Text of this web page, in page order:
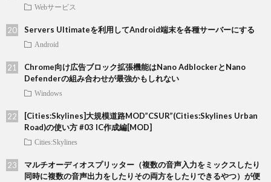
Webサービス
Servers Ultimateを利用してAndroid端末を各種サーバーにする
Android
Chrome向け広告ブロック拡張機能はNano AdblockerとNano
Defenderの組み合わせが最強かもしれない
Windows
[Cities:Skylines]大規模道路MOD”CSUR”(Cities:Skylines Urban
Road)の使い方 #03 IC作成編[MOD]
Cities:Skylines
マルチオーディオスプリッター（複数の音声入力をミックスしたり
同時に複数の音声出力をしたりその両方をしたりできるやつ）が便